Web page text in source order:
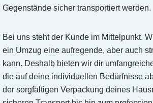
Gegenstände sicher transportiert werden.
Bei uns steht der Kunde im Mittelpunkt.
ein Umzug eine aufregende, aber auch
kann. Deshalb bieten wir dir
die auf deine individuellen Bedürfnisse
der sorgfältigen Verpackung deines